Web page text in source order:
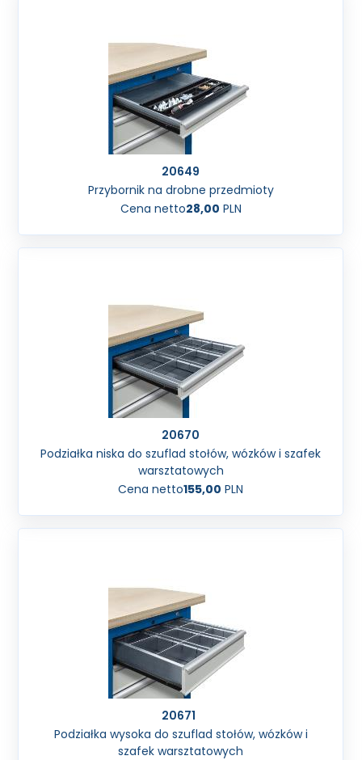
20649
Przybornik na drobne przedmioty
Cena netto28,00 PLN
20670
Podziałka niska do szuflad stołów, wózków i szafek
warsztatowych
Cena netto155,00 PLN
20671
Podziałka wysoka do szuflad stołów, wózków i
szafek warsztatowych